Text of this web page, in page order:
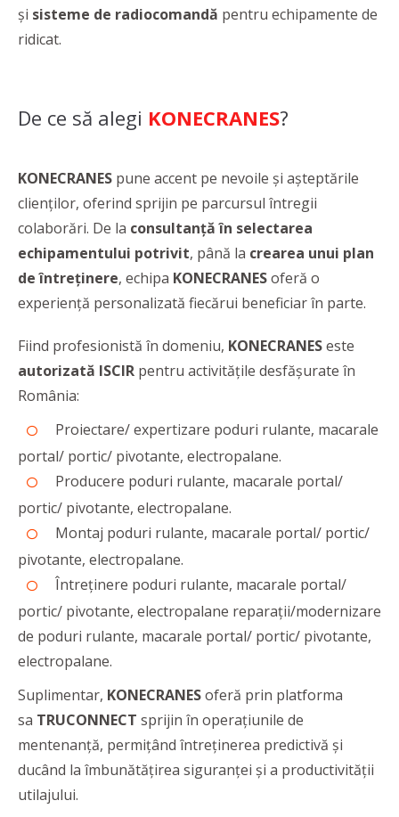
și sisteme de radiocomandă pentru echipamente de
ridicat.
De ce să alegi KONECRANES?
KONECRANES pune accent pe nevoile şi aşteptările
clienţilor, oferind sprijin pe parcursul întregii
colaborări. De la consultanţă în selectarea
echipamentului potrivit, până la crearea unui plan
de întreţinere, echipa KONECRANESoferă o
experienţă personalizată fiecărui beneficiar în parte.
Fiind profesionistă în domeniu, KONECRANESeste
autorizată ISCIR pentru activitățile desfășurate în
România:
Proiectare/ expertizare poduri rulante, macarale
portal/ portic/ pivotante, electropalane.
Producere poduri rulante, macarale portal/
portic/ pivotante, electropalane.
Montaj poduri rulante, macarale portal/ portic/
pivotante, electropalane.
Întreținere poduri rulante, macarale portal/
portic/ pivotante, electropalane reparații/modernizare
de poduri rulante, macarale portal/ portic/ pivotante,
electropalane.
Suplimentar, KONECRANESoferă prin platforma
sa TRUCONNECT sprijin în operațiunile de
mentenanţă, permiţând întreținerea predictivă și
ducând la îmbunătățirea siguranței și a productivității
utilajului.